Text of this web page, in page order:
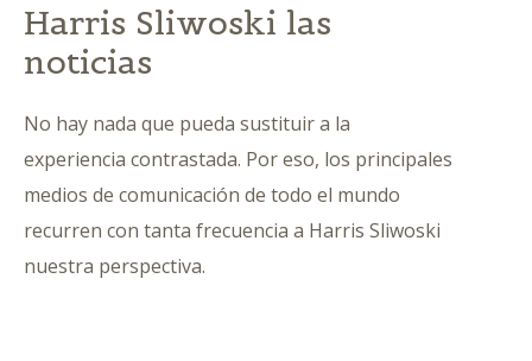
Harris Sliwoski las
noticias
No hay nada que pueda sustituir a la
experiencia contrastada. Por eso, los principales
medios de comunicación de todo el mundo
recurren con tanta frecuencia a Harris Sliwoski
nuestra perspectiva.